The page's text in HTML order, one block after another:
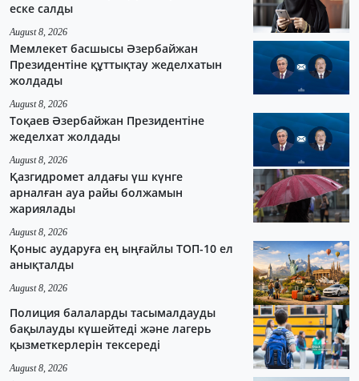
еске салды
August 8, 2026
Мемлекет басшысы Әзербайжан
Президентіне құттықтау жеделхатын
жолдады
August 8, 2026
Тоқаев Әзербайжан Президентіне
жеделхат жолдады
August 8, 2026
Қазгидромет алдағы үш күнге
арналған ауа райы болжамын
жариялады
August 8, 2026
Қоныс аударуға ең ыңғайлы ТОП-10 ел
анықталды
August 8, 2026
Полиция балаларды тасымалдауды
бақылауды күшейтеді және лагерь
қызметкерлерін тексереді
August 8, 2026